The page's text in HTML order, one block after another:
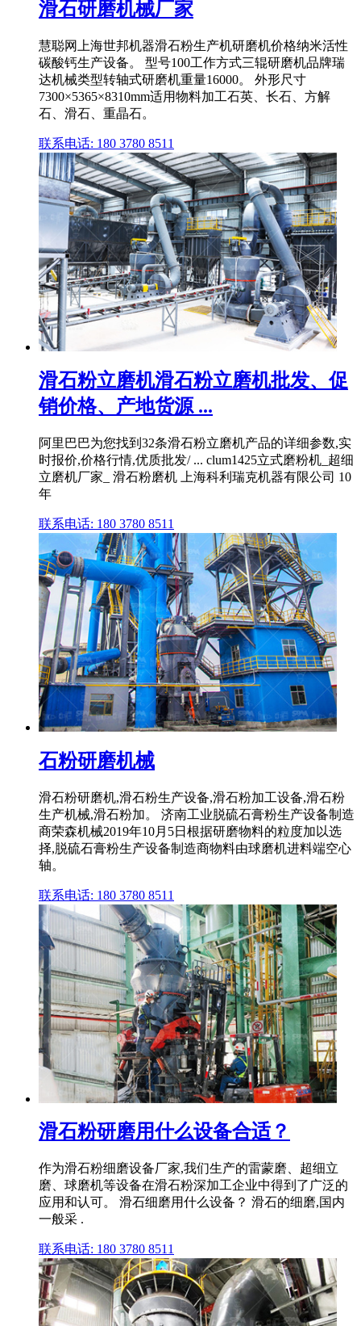
滑石研磨机械厂家
慧聪网上海世邦机器滑石粉生产机研磨机价格纳米活性
碳酸钙生产设备。 型号100工作方式三辊研磨机品牌瑞
达机械类型转轴式研磨机重量16000。 外形尺寸
7300×5365×8310mm适用物料加工石英、长石、方解
石、滑石、重晶石。
联系电话: 180 3780 8511
滑石粉立磨机滑石粉立磨机批发、促
销价格、产地货源 ...
阿里巴巴为您找到32条滑石粉立磨机产品的详细参数,实
时报价,价格行情,优质批发/ ... clum1425立式磨粉机_超细
立磨机厂家_ 滑石粉磨机 上海科利瑞克机器有限公司 10
年
联系电话: 180 3780 8511
石粉研磨机械
滑石粉研磨机,滑石粉生产设备,滑石粉加工设备,滑石粉
生产机械,滑石粉加。 济南工业脱硫石膏粉生产设备制造
商荣森机械2019年10月5日根据研磨物料的粒度加以选
择,脱硫石膏粉生产设备制造商物料由球磨机进料端空心
轴。
联系电话: 180 3780 8511
滑石粉研磨用什么设备合适？
作为滑石粉细磨设备厂家,我们生产的雷蒙磨、超细立
磨、球磨机等设备在滑石粉深加工企业中得到了广泛的
应用和认可。 滑石细磨用什么设备？ 滑石的细磨,国内
一般采 .
联系电话: 180 3780 8511